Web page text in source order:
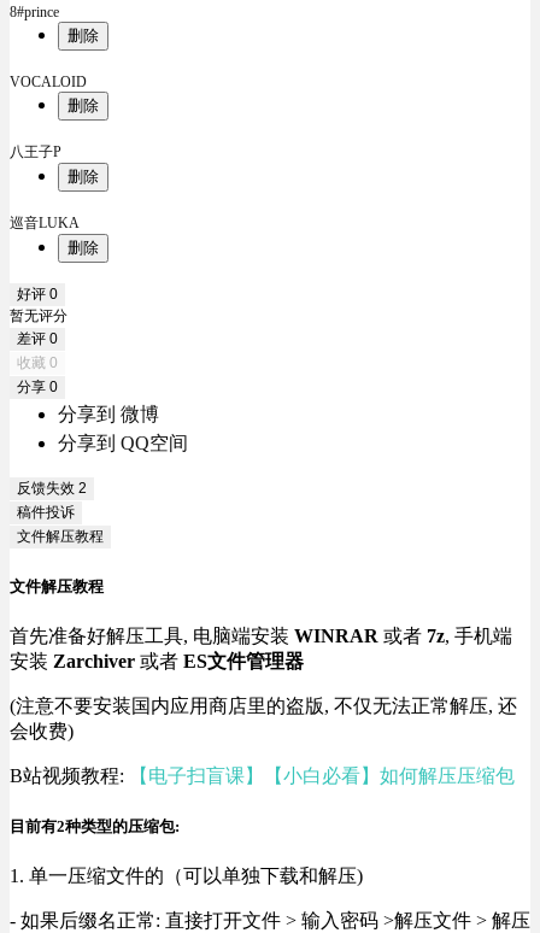
8#prince
删除
VOCALOID
删除
八王子P
删除
巡音LUKA
删除
好评 0
暂无评分
差评 0
收藏 0
分享 0
分享到 微博
分享到 QQ空间
反馈失效 2
稿件投诉
文件解压教程
文件解压教程
首先准备好解压工具, 电脑端安装 WINRAR 或者 7z, 手机端
安装 Zarchiver 或者 ES文件管理器
(注意不要安装国内应用商店里的盗版, 不仅无法正常解压, 还
会收费)
B站视频教程: 【电子扫盲课】【小白必看】如何解压压缩包
目前有2种类型的压缩包:
1. 单一压缩文件的（可以单独下载和解压)
- 如果后缀名正常: 直接打开文件 > 输入密码 >解压文件 > 解压